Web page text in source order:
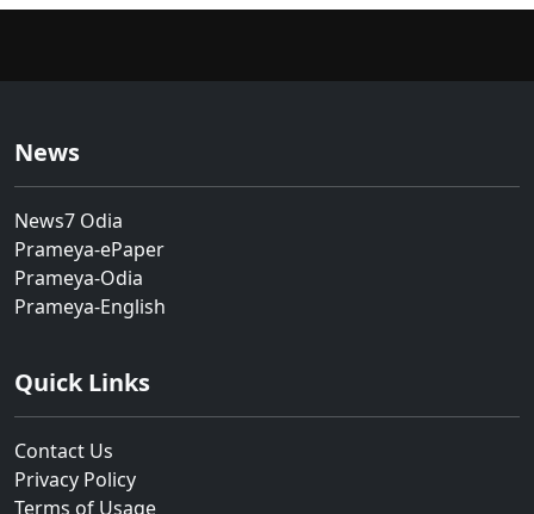
News
News7 Odia
Prameya-ePaper
Prameya-Odia
Prameya-English
Quick Links
Contact Us
Privacy Policy
Terms of Usage